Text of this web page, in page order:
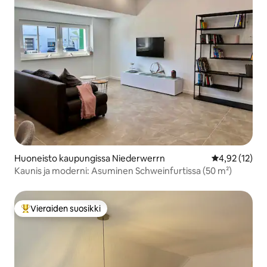
Huoneisto kaupungissa Niederwerrn
4,92 (12)
Kaunis ja moderni: Asuminen Schweinfurtissa (50 m²)
Vieraiden suosikkien parhaimmistoa
Vieraiden suosikki